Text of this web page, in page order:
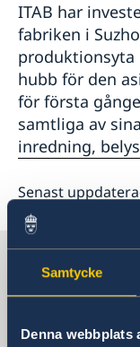
Samtycke
Denna webbplats
ITAB har
fabriken i
hubb för den
för första
samtliga av
inredning,
Senast
Sverige i